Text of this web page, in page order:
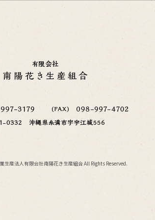
生産法人有限会社南陽花き生産組合 All Rights Reserved.